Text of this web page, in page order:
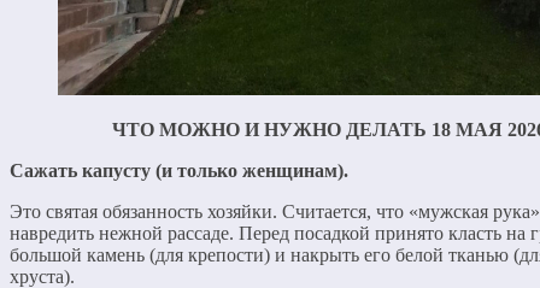
ЧТО МОЖНО И НУЖНО ДЕЛАТЬ 18 МАЯ
Сажать капусту (и только женщинам).
Это святая обязанность хозяйки. Считается, что «мужская
навредить нежной рассаде. Перед посадкой принято класть на
большой камень (для крепости) и накрыть его белой тканью
хруста).